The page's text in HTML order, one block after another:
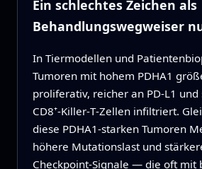
Ein schlechtes Zeichen als
Behandlungswegweiser
In Tiermodellen und
Tumoren mit hohem PDHA1
proliferativ, reicher an PD‑L1
CD8⁺‑Killer‑T‑Zellen infiltriert.
diese PDHA1‑starken Tumoren
höhere Mutationslast und
Checkpoint‑Signale — die oft mit